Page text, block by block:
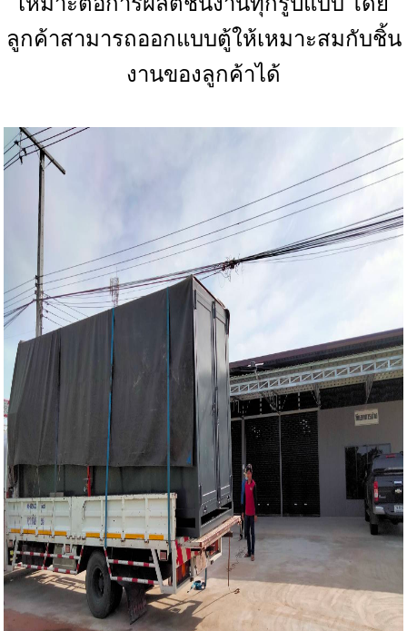
ลูกค้าสามารถออกแบบตู้ให้เหมาะสมกับชิ้น
งานของลูกค้าได้